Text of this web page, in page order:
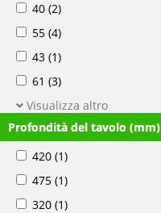
40 (2)
55 (4)
43 (1)
61 (3)
Visualizza altro
Profondità del tavolo (mm)
420 (1)
475 (1)
320 (1)